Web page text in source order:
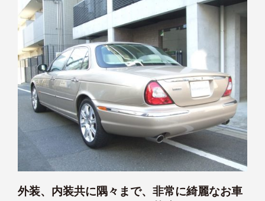
外装、内装共に隅々まで、非常に綺麗なお車